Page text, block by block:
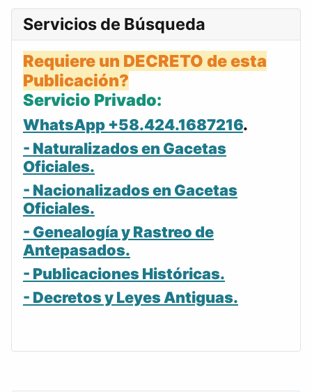
Servicios de Búsqueda
Requiere un DECRETO de esta
Publicación?
Servicio Privado:
WhatsApp +58.424.1687216.
- Naturalizados en Gacetas
Oficiales.
- Nacionalizados en Gacetas
Oficiales.
- Genealogía y Rastreo de
Antepasados.
- Publicaciones Históricas.
- Decretos y Leyes Antiguas.